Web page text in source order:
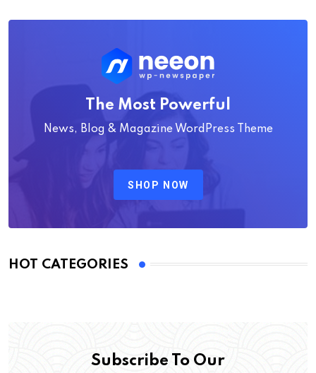
The Most Powerful
News, Blog & Magazine WordPress Theme
SHOP NOW
HOT CATEGORIES
Subscribe To Our